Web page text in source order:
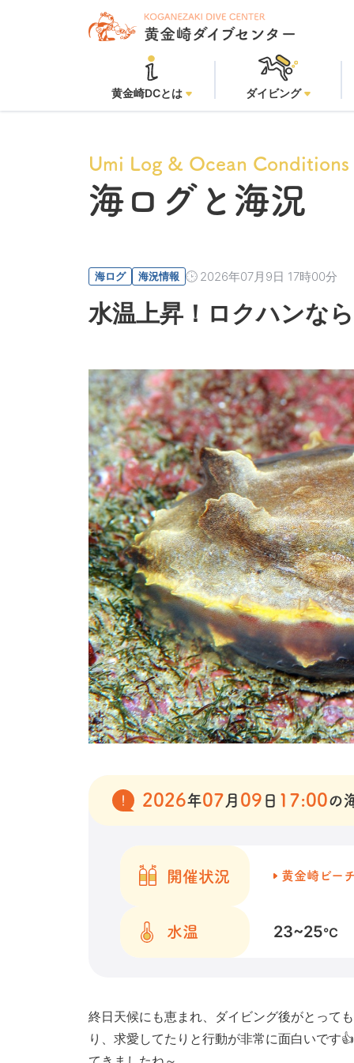
黄金崎DCとは ダイビング
Umi Log & Ocean Conditions
海ログと海況
海ログ 海況情報 2026年07月9日 17時00分
水温上昇！ロクハンな
2026年07 月 09 日 17:00の
開催状況 黄金崎ビー
水温 23~25℃
終日天候にも恵まれ、ダイビング後がとって
り、求愛してたりと行動が非常に面白いです